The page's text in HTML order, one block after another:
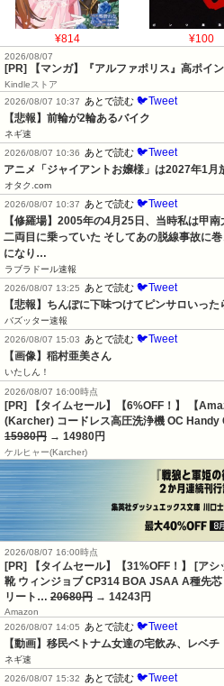
¥814 ¥100
2026/08/07
[PR] 【マンガ】『アルファポリス』高ポイ
Kindleストア
2026/08/07 10:37
あとで読む 🐦Tweet
【悲報】前輪が2輪あるバイク
ネギ速
2026/08/07 10:36
あとで読む 🐦Tweet
アニメ「ジャイアントお嬢様」は2027年1月
オタク.com
2026/08/07 10:37
あとで読む 🐦Tweet
【修羅場】2005年の4月25日、当時私は甲
二両目に乗っていた そしてあの脱線事故に
になり…
ラブラドール速報
2026/08/07 13:25
あとで読む 🐦Tweet
【悲報】ちんぽに下味つけてピンサロいっ
バズッター速報
2026/08/07 15:03
あとで読む 🐦Tweet
【画像】稲村亜美さん
いたしん！
2026/08/07 16:00時点
[PR] 【タイムセール】【6%OFF！】 【
(Karcher) コードレス高圧洗浄機 OC
15980円 → 14980円
ケルヒャー(Karcher)
2026/08/07 16:00時点
[PR] 【タイムセール】【31%OFF！】 [ア
靴 ウィンジョブ CP314 BOA JSAA A種先
リート… 20680円 → 14243円
Amazon
2026/08/07 14:05
あとで読む 🐦Tweet
【動画】移民ベトナム女達の宅飲み、レベチ
ネギ速
2026/08/07 15:32
あとで読む 🐦Tweet